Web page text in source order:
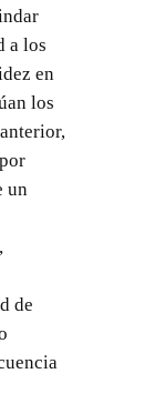
a los
en
los
un
de